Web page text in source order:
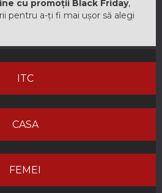
cu promoții Black Friday,
pentru a-ți fi mai ușor să alegi
ITC
CASA
FEMEI